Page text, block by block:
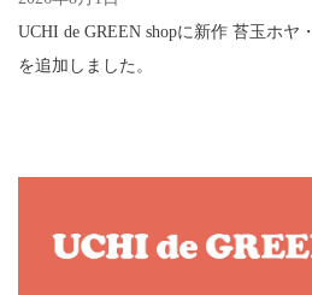
UCHI de GREEN shopに新作 苔玉ホヤ
を追加しました。